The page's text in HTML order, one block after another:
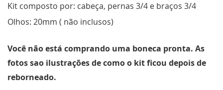
Kit composto por: cabeça, pernas 3/4 e braços 3/4
Olhos: 20mm ( não inclusos)
Você não está comprando uma boneca pronta. As
fotos sao ilustrações de como o kit ficou depois de
reborneado.